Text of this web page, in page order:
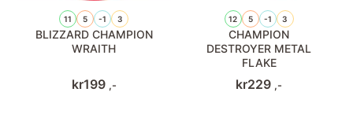
11 5 -1 3
BLIZZARD CHAMPION
WRAITH
kr199 ,-
12 5 -1 3
CHAMPION
DESTROYER METAL
FLAKE
kr229 ,-